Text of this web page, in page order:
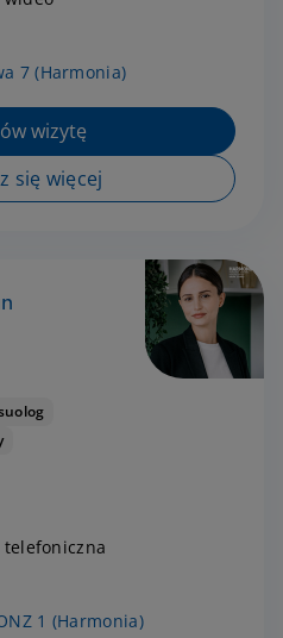
7 (Harmonia)
wizytę
się więcej
1 (Harmonia)